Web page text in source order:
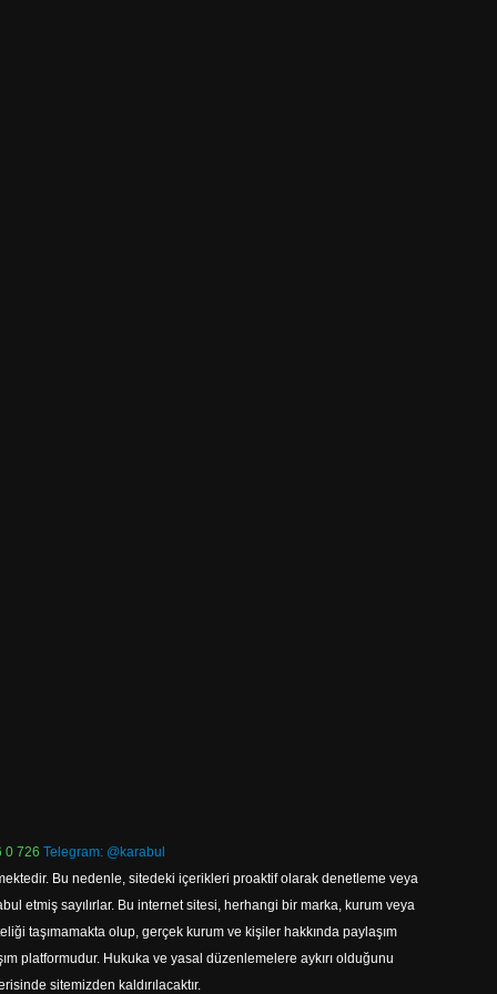
0 726 Telegram: @karabul
Bu nedenle, sitedeki içerikleri proaktif olarak denetleme veya
etmiş sayılırlar. Bu internet sitesi, herhangi bir marka, kurum veya
taşımamakta olup, gerçek kurum ve kişiler hakkında paylaşım
platformudur. Hukuka ve yasal düzenlemelere aykırı olduğunu
sitemizden kaldırılacaktır.